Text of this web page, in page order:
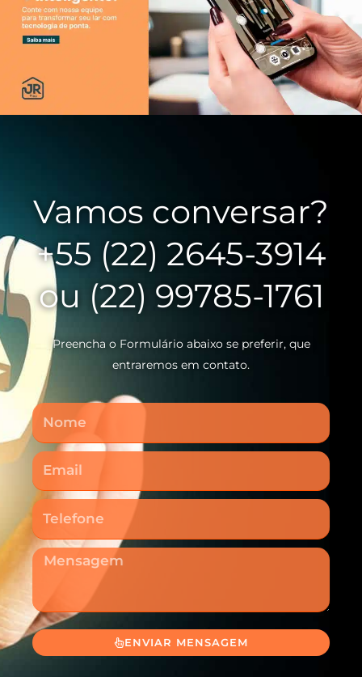
Vamos conversar?
+55 (22) 2645-3914
ou (22) 99785-1761
Preencha o Formulário abaixo se preferir, que
entraremos em contato.
Nome
Email
Telefone
Mensagem
ENVIAR MENSAGEM